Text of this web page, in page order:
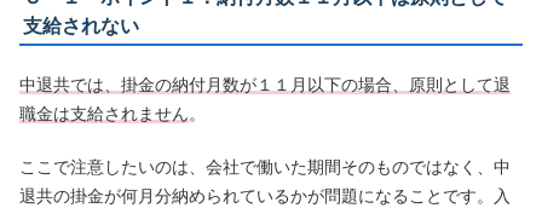
支給されない
中退共では、掛金の納付月数が１１月以下の場合、原則として退
職金は支給されません。
ここで注意したいのは、会社で働いた期間そのものではなく、中
退共の掛金が何月分納められているかが問題になることです。入